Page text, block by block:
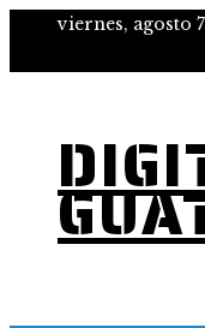
viernes, agosto 7